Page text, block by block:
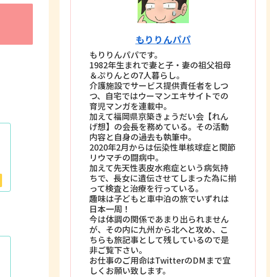
もりりんパパ
もりりんパパです。
1982年生まれで妻と子・妻の祖父祖母
＆ぷりんとの7人暮らし。
介護施設でサービス提供責任者をしつ
つ、自宅ではウーマンエキサイトでの
育児マンガを連載中。
加えて福岡県京築きょうだい会【れん
げ想】の会長を務めている。その活動
内容と自身の過去も執筆中。
2020年2月からは伝染性単核球症と関節
リウマチの闘病中。
加えて先天性表皮水疱症という病気持
ちで、長女に遺伝させてしまった為に揃
って検査と治療を行っている。
趣味は子どもと車中泊の旅でいずれは
日本一周！
今は体調の関係であまり出られません
が、その内に九州から北へと攻め、こ
ちらも旅記事として残しているので是
非ご覧下さい。
お仕事のご用命はTwitterのDMまで宜
しくお願い致します。